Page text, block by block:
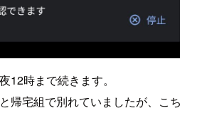
12時まで続きます。
帰宅組で別れていましたが、こち